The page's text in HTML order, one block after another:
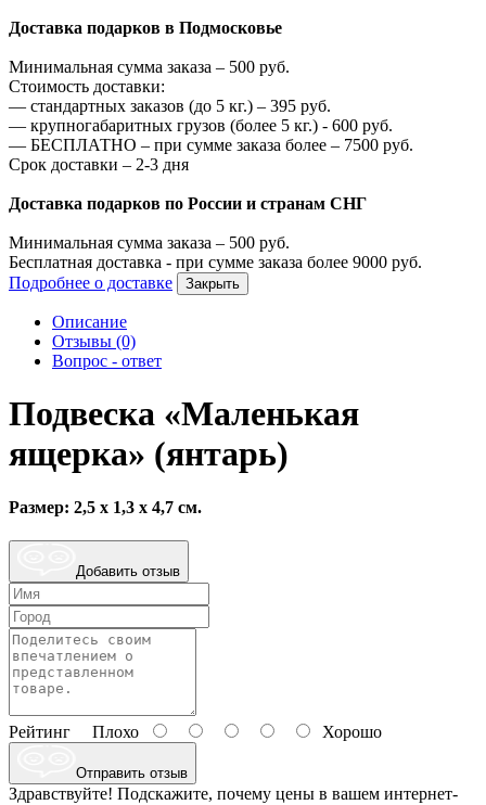
Доставка подарков в Подмосковье
Минимальная сумма заказа – 500 руб.
Стоимость доставки:
— стандартных заказов (до 5 кг.) – 395 руб.
— крупногабаритных грузов (более 5 кг.) - 600 руб.
— БЕСПЛАТНО – при сумме заказа более – 7500 руб.
Срок доставки – 2-3 дня
Доставка подарков по России и странам СНГ
Минимальная сумма заказа – 500 руб.
Бесплатная доставка - при сумме заказа более 9000 руб.
Подробнее о доставке
Закрыть
Описание
Отзывы (0)
Вопрос - ответ
Подвеска «Маленькая
ящерка» (янтарь)
Размер: 2,5 х 1,3 х 4,7 см.
Добавить отзыв
Рейтинг Плохо Хорошо
Отправить отзыв
Здравствуйте! Подскажите, почему цены в вашем интернет-